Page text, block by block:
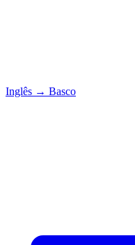
Inglês → Basco